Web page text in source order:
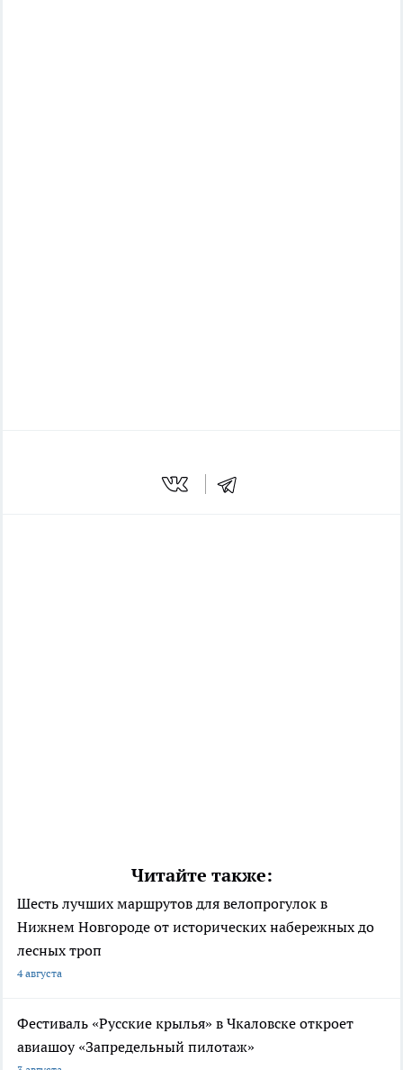
Читайте также:
Шесть лучших маршрутов для велопрогулок в
Нижнем Новгороде от исторических набережных до
лесных троп
4 августа
Фестиваль «Русские крылья» в Чкаловске откроет
авиашоу «Запредельный пилотаж»